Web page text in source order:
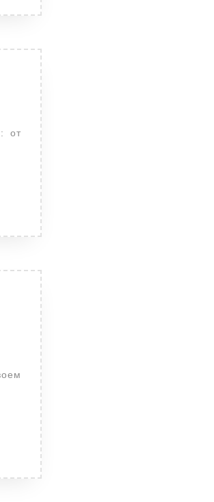
Выращивание
рассады
петунии
домашних
условиях